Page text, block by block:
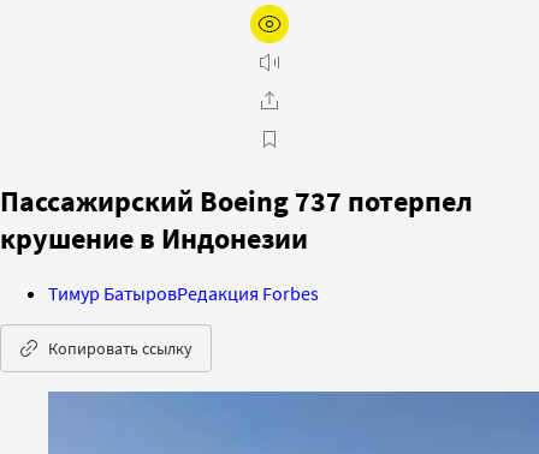
Пассажирский Boeing 737 потерпел
крушение в Индонезии
Тимур БатыровРедакция Forbes
Копировать ссылку